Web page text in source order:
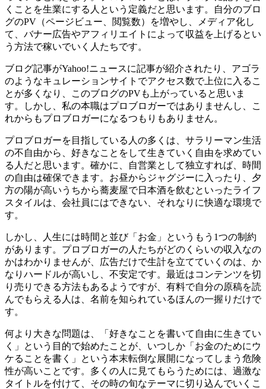
くことを生業にする人という定義だと思います。自分のブロ
グのPV（ページビュー、閲覧数）を増やし、メディア化し
て、バナー広告やアフィリエイトによって収益を上げるとい
う方法で稼いでいく人たちです。
ブログ記事がYahoo!ニュースに記事が紹介されたり、アゴラ
のようなキュレーションサイトでアクセス数で上位に入るこ
とが多くなり、このブログのPVも上がっていると思いま
す。しかし、私の本職はプロブロガーではありませんし、こ
れからもプロブロガーになるつもりもありません。
プロブロガーを目指している人の多くは、サラリーマン生活
の不自由から、好きなことをして生きていく自由を求めてい
る人だと思います。確かに、自営業として独立すれば、時間
の自由は確保できます。お昼からジャグジーに入ったり、夕
方の陽が高いうちから蕎麦屋で日本酒を飲むといったライフ
スタイルは、会社員にはできない、それなりに快適な環境で
す。
しかし、人生には時間と並び「お金」というもう1つの制約
があります。プロブロガーの人たちがどのくらいの収入なの
かはわかりませんが、広告だけで生計を立てていくのは、か
なりハードルが高いし、不安定です。最近はコンテンツを切
り売りできる方法もあるようですが、有料で自分の原稿を読
んでもらえる人は、名前を知られているほんの一握りだけで
す。
何より大きな問題は、「好きなことを書いて自由に生きてい
く」という目的で始めたことが、いつしか「お金のためにウ
ケることを書く」という本末転倒な展開になってしまう危険
性が高いことです。多くの人に見てもらうためには、過激な
タイトルを付けて、その時の旬なテーマに切り込んでいくこ